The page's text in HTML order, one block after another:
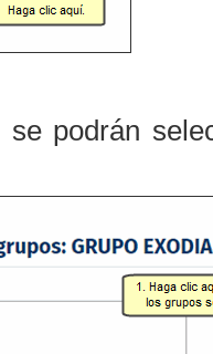
se podrán